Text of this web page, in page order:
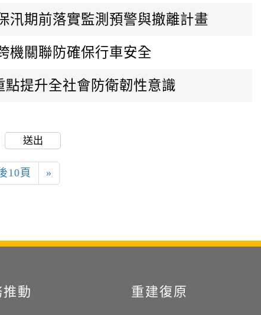
汛期前落實監測預警與撤離計畫
機關聯防確保行車安全
提升全社會防衛韌性意識
送出
10頁 »
動 重建復原